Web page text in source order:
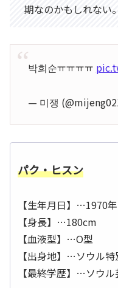
期なのかもしれない。
박희순ㅠㅠㅠㅠ
— 미쟁
パク・ヒスン
【生年月日】…1970
【身長】…180cm
【血液型】…O型
【出身地】…ソウル
【最終学歴】…ソウ